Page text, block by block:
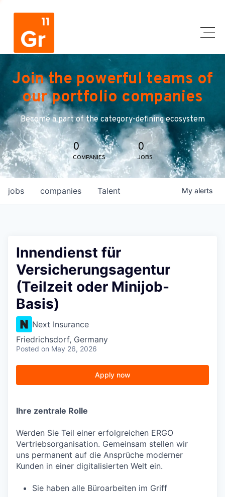
Join the powerful teams of
our portfolio companies
Become a part of the category-defining ecosystem
0
COMPANIES
0
JOBS
jobs companies Talent My alerts
Innendienst für
Versicherungsagentur
(Teilzeit oder Minijob-
Basis)
Next Insurance
Friedrichsdorf, Germany
Posted on May 26, 2026
Apply now
Ihre zentrale Rolle
Werden Sie Teil einer erfolgreichen ERGO
Vertriebsorganisation. Gemeinsam stellen wir
uns permanent auf die Ansprüche moderner
Kunden in einer digitalisierten Welt ein.
Sie haben alle Büroarbeiten im Griff